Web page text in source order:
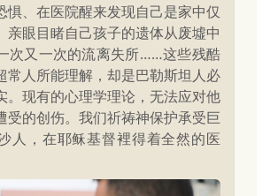
惧、在医院醒来发现自己是家中仅
亲眼目睹自己孩子的遗体从废墟中
次又一次的流离失所……这些残酷
常人所能理解，却是巴勒斯坦人必
。现有的心理学理论，无法应对他
受的创伤。我们祈祷神保护承受巨
人，在耶稣基督裡得着全然的医